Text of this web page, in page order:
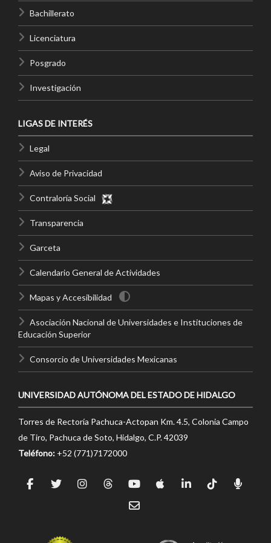
Personal
Alumni
Visitantes
Bachillerato
Licenciatura
Posgrado
Investigación
LIGAS DE INTERÉS
Legal
Aviso de Privacidad
Contraloría Social
Transparencia
Garceta
Calendario General de Actividades
Mapas y Accesibilidad
Asociación Nacional de Universidades e Instituciones de
Educación Superior
Consorcio de Universidades Mexicanas
UNIVERSIDAD AUTÓNOMA DEL ESTADO DE HIDALGO
Torres de Rectoría Pachuca-Actopan Km. 4.5, Colonia Campo
de Tiro, Pachuca de Soto, Hidalgo, C.P. 42039
Teléfono: +52 (771)7172000